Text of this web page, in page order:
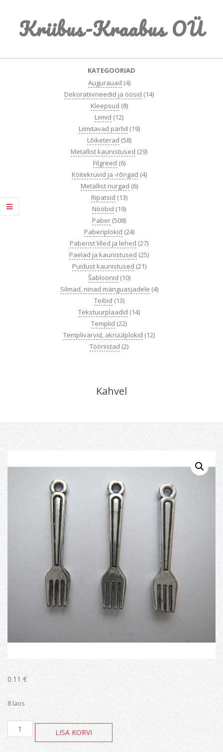
contentKriibus-Kraabus OÜ
KATEGOORIAD
Augurauad (4)
Dekoratiivneedid ja öösid (14)
Kleepsud (8)
Liimid (12)
Liimitavad pärlid (19)
Lõiketerad (58)
Metallist kaunistused (29)
Filgreed (6)
Köitekruvid ja -rõngad (4)
Metallist nurgad (6)
Ripatsid (13)
Nööbid (19)
Paber (508)
Paberiplokid (24)
Paberist lilled ja lehed (27)
Paelad ja kaunistused (25)
Puidust kaunistused (21)
Šabloonid (10)
Silmad, ninad mänguasjadele (4)
Teibid (13)
Tekstuurplaadid (14)
Templid (22)
Templivärvid, akrüülplokid (12)
Tööriistad (2)
Kahvel
0.11 €
8 laos
Kahvel
kogus
LISA KORVI